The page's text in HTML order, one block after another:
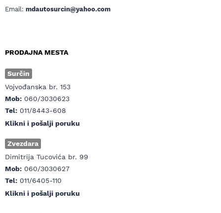
Email: mdautosurcin@yahoo.com
PRODAJNA MESTA
Surčin
Vojvođanska br. 153
Mob: 060/3030623
Tel: 011/8443-608
Klikni i pošalji poruku
Zvezdara
Dimitrija Tucovića br. 99
Mob: 060/3030627
Tel: 011/6405-110
Klikni i pošalji poruku